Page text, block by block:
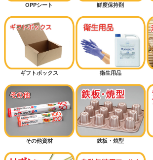
OPPシート 鮮度保持剤
ギフトボックス 衛生用品
その他資材 鉄板・焼型